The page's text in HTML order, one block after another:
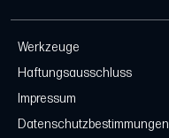
Werkzeuge
Haftungsausschluss
Impressum
Datenschutzbestimmungen